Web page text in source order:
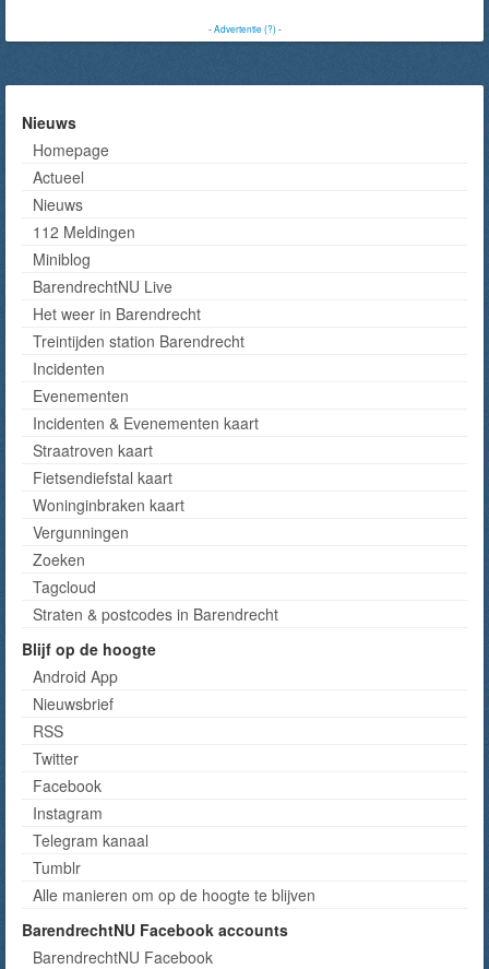
-Advertentie (?)-
Nieuws
Homepage
Actueel
Nieuws
112 Meldingen
Miniblog
BarendrechtNU Live
Het weer in Barendrecht
Treintijden station Barendrecht
Incidenten
Evenementen
Incidenten & Evenementen kaart
Straatroven kaart
Fietsendiefstal kaart
Woninginbraken kaart
Vergunningen
Zoeken
Tagcloud
Straten & postcodes in Barendrecht
Blijf op de hoogte
Android App
Nieuwsbrief
RSS
Twitter
Facebook
Instagram
Telegram kanaal
Tumblr
Alle manieren om op de hoogte te blijven
BarendrechtNU Facebook accounts
BarendrechtNU Facebook